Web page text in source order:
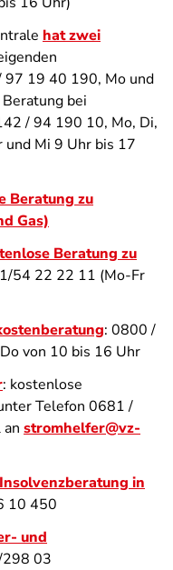
hat zwei
97 19 40 190, Mo und
bei
/ 94 190 10, Mo, Di,
und Mi 9 Uhr bis 17
Beratung zu
Gas)
Beratung zu
54 22 22 11 (Mo-Fr
: 0800 /
von 10 bis 16 Uhr
: kostenlose
Telefon 0681 /
stromhelfer@vz-
in
10 450
und
03